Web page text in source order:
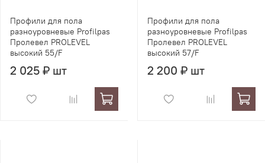
Профили для пола
разноуровневые Profilpas
Пролевел PROLEVEL
высокий 55/F
2 025 ₽ шт
Профили для пола
разноуровневые Profilpas
Пролевел PROLEVEL
высокий 57/F
2 200 ₽ шт